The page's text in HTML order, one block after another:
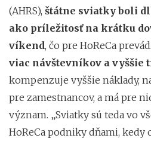
(AHRS), štátne sviatky boli
ako príležitosť na krátku
víkend, čo pre HoReCa
viac návštevníkov a vyššie
kompenzuje vyššie náklady,
pre zamestnancov, a má pre
význam. „Sviatky sú teda vo
HoReCa podniky dňami, kedy